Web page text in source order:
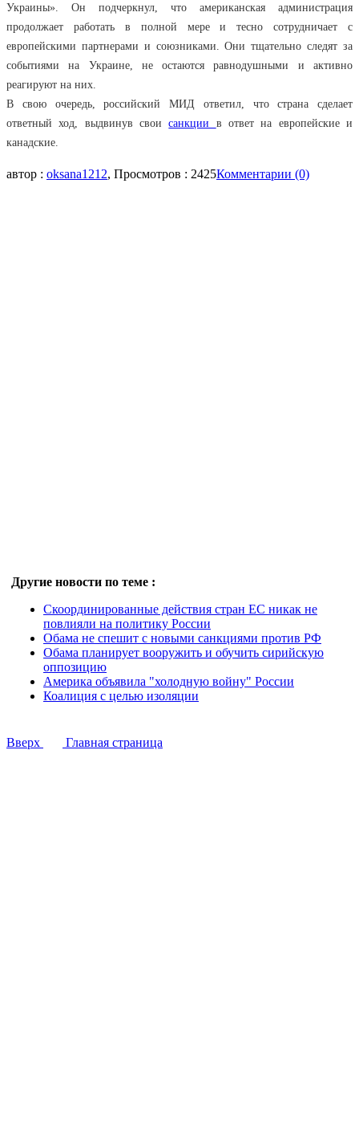
Украины». Он подчеркнул, что американская администрация
продолжает работать в полной мере и тесно сотрудничает с
европейскими партнерами и союзниками. Они тщательно следят за
событиями на Украине, не остаются равнодушными и активно
реагируют на них.
В свою очередь, российский МИД ответил, что страна сделает
ответный ход, выдвинув своисанкции в ответ на европейские и
канадские.
автор : oksana1212, Просмотров : 2425Комментарии (0)
Другие новости по теме :
Скоординированные действия стран ЕС никак не
повлияли на политику России
Обама не спешит с новыми санкциями против РФ
Обама планирует вооружить и обучить сирийскую
оппозицию
Америка объявила "холодную войну" России
Коалиция с целью изоляции
Вверх Главная страница